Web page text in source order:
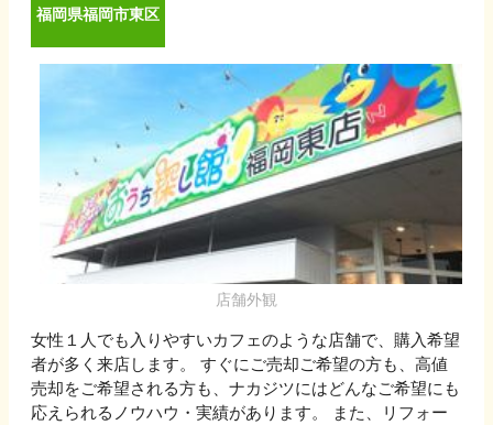
福岡県福岡市東区
店舗外観
女性１人でも入りやすいカフェのような店舗で、購入希望
者が多く来店します。 すぐにご売却ご希望の方も、高値
売却をご希望される方も、ナカジツにはどんなご希望にも
応えられるノウハウ・実績があります。 また、リフォー